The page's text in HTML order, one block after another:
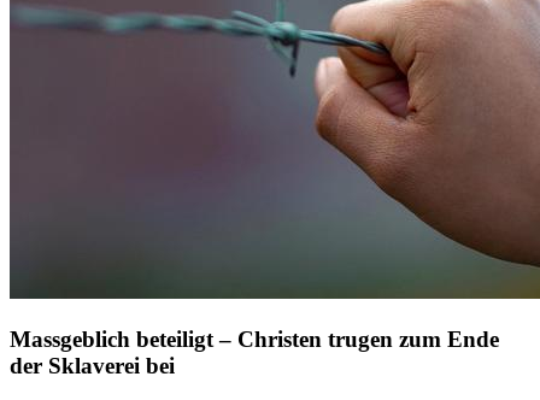
Massgeblich beteiligt – Christen trugen zum Ende
der Sklaverei bei